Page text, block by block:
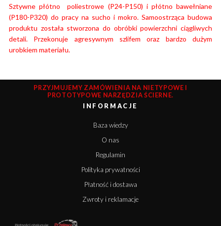
Sztywne płótno poliestrowe (P24-P150) ipłótno bawełniane
(P180-P320) do pracy na sucho i mokro. Samoostrząca budowa
produktu została stworzona do obróbki powierzchni ciągliwych
detali. Przekonuje agresywnym szlifem oraz bardzo dużym
urobkiem materiału.
PRZYJMUJEMY ZAMÓWIENIA NA NIETYPOWE I
PROTOTYPOWE NARZĘDZIA ŚCIERNE.
INFORMACJE
Baza wiedzy
O nas
Regulamin
Polityka prywatności
Płatność i dostawa
Zwroty i reklamacje